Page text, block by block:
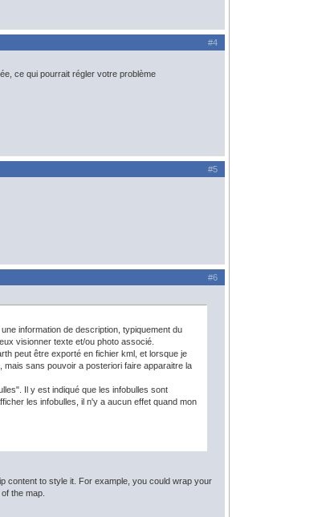
#4
ce qui pourrait régler votre problème
#5
#6
information de description, typiquement du
visionner texte et/ou photo associé.
peut être exporté en fichier kml, et lorsque je
sans pouvoir a posteriori faire apparaitre la
Il y est indiqué que les infobulles sont
les infobulles, il n'y a aucun effet quand mon
content to style it. For example, you could wrap your
the map.